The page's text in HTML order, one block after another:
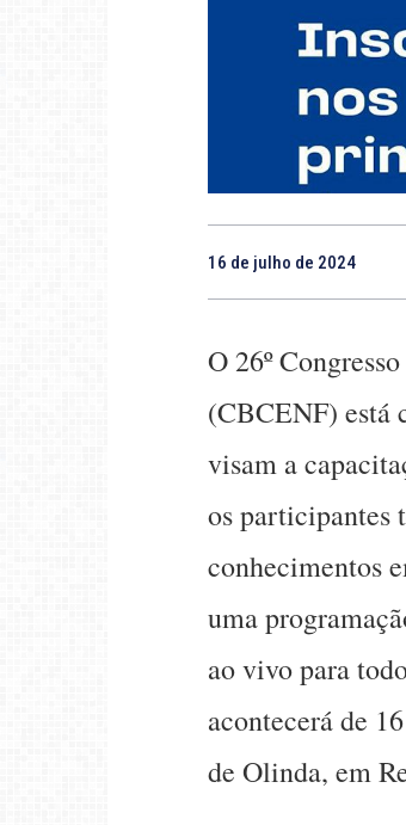
16 de julho de 2024
O 26º
(CBCENF) está
visam a
os participantes
conhecimentos
uma
ao vivo para
acontecerá de
de Olinda, em